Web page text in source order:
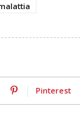
Pinterest